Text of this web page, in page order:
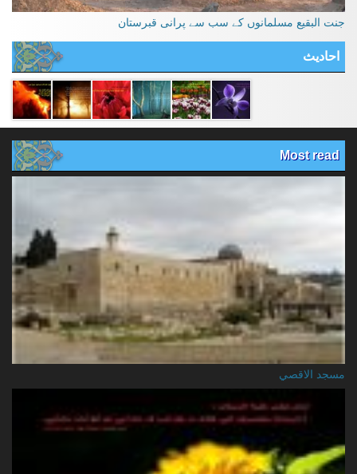
جنت البقیع مسلمانوں کے سب سے پرانی قبرستان
احادیث
Most read
مسجد الاقصي